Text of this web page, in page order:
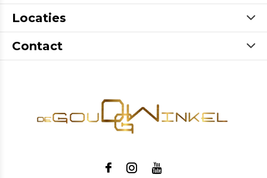
Locaties
Contact